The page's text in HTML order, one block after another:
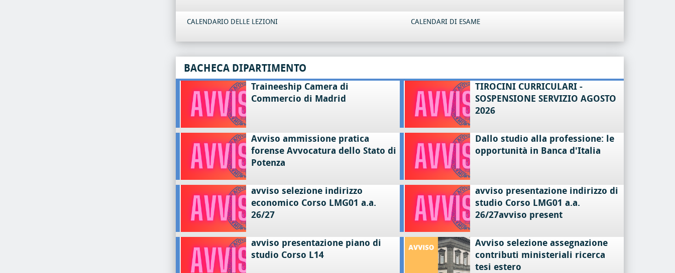
CALENDARIO DELLE LEZIONI CALENDARI DI ESAME
BACHECA DIPARTIMENTO
Traineeship Camera di
Commercio di Madrid
TIROCINI CURRICULARI -
SOSPENSIONE SERVIZIO AGOSTO
2026
Avviso ammissione pratica
forense Avvocatura dello Stato di
Potenza
Dallo studio alla professione: le
opportunità in Banca d'Italia
avviso selezione indirizzo
economico Corso LMG01 a.a.
26/27
avviso presentazione indirizzo di
studio Corso LMG01 a.a.
26/27avviso present
avviso presentazione piano di
studio Corso L14
Avviso selezione assegnazione
contributi ministeriali ricerca
tesi estero